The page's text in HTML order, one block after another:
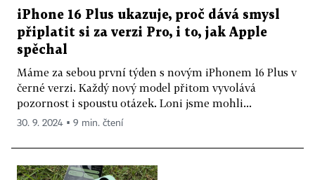
iPhone 16 Plus ukazuje, proč dává smysl
připlatit si za verzi Pro, i to, jak Apple
spěchal
Máme za sebou první týden s novým iPhonem 16 Plus v
černé verzi. Každý nový model přitom vyvolává
pozornost i spoustu otázek. Loni jsme mohli...
30. 9. 2024 ▪ 9 min. čtení